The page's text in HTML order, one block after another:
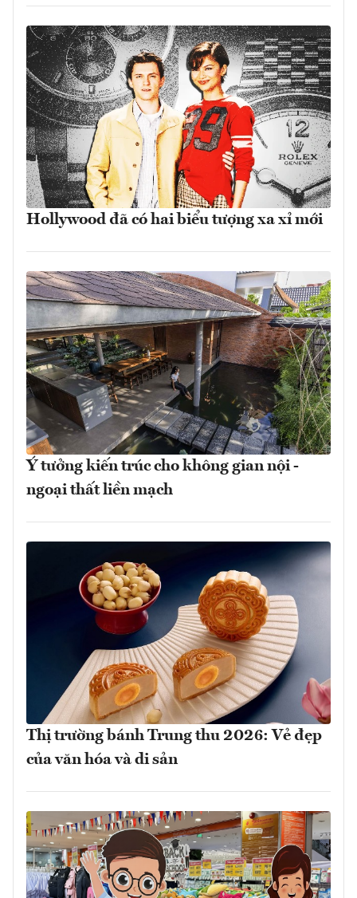
Hollywood đã có hai biểu tượng xa xỉ mới
Ý tưởng kiến trúc cho không gian nội -
ngoại thất liền mạch
Thị trường bánh Trung thu 2026: Vẻ đẹp
của văn hóa và di sản